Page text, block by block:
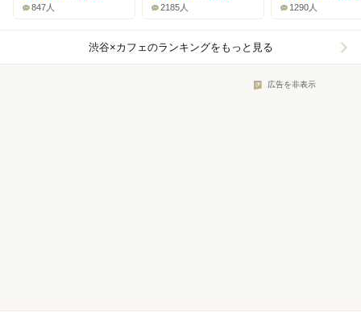
847人 2185人 1290人
渋谷×カフェのランキングをもっと見る
広告を非表示